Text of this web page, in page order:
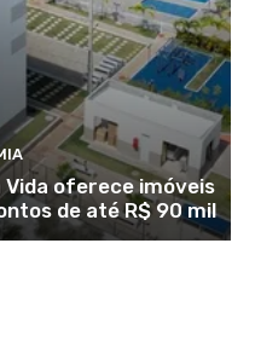
Vida oferece imóveis
de até R$ 90 mil